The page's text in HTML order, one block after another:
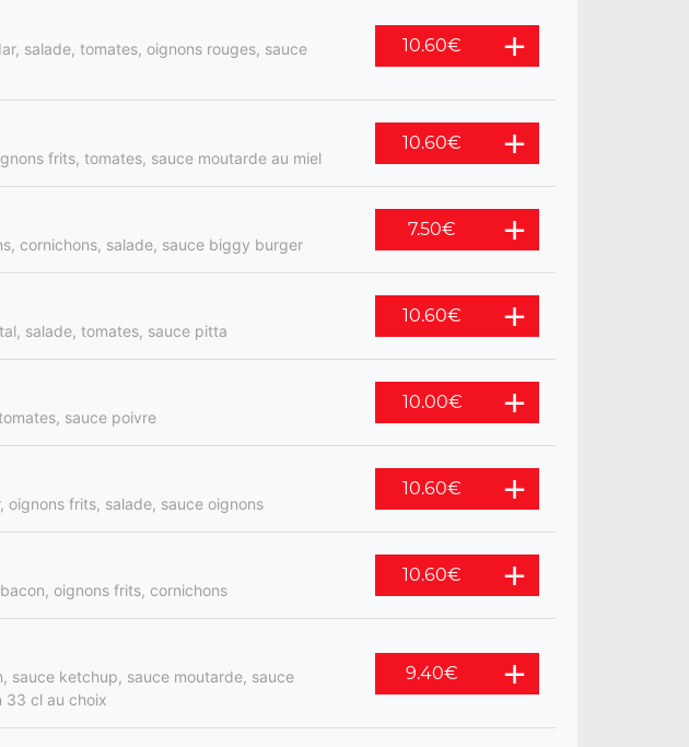
salade, tomates, oignons rouges, sauce
10.60€
frits, tomates, sauce moutarde au miel
10.60€
cornichons, salade, sauce biggy burger
7.50€
salade, tomates, sauce pitta
10.60€
sauce poivre
10.00€
frits, salade, sauce oignons
10.60€
oignons frits, cornichons
10.60€
sauce ketchup, sauce moutarde, sauce
33 cl au choix
9.40€